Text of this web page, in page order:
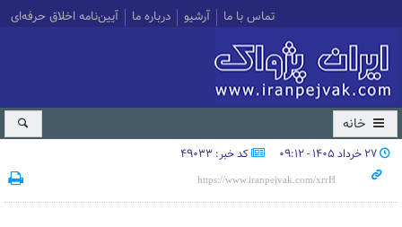
تماس با ما آرشیو درباره ما آیین‌نامه اخلاق حرفه‌ای
خانه
۲۷ خرداد ۱۴۰۵ - ۰۹:۱۲ کد خبر: 49033